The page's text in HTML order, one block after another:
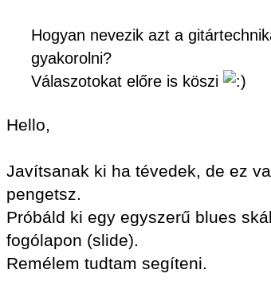
Hogyan nevezik azt a
gyakorolni?
Válaszotokat előre is köszi
Hello,
Javítsanak ki ha tévedek, de ez
pengetsz.
Próbáld ki egy egyszerű blues
fogólapon (slide).
Remélem tudtam segíteni.